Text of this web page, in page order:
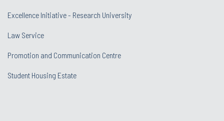
Excellence Initiative - Research University
Law Service
Promotion and Communication Centre
Student Housing Estate